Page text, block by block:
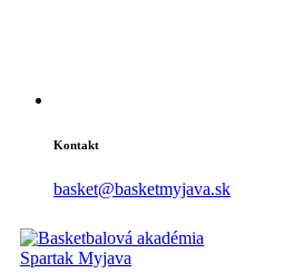
Kontakt
basket@basketmyjava.sk